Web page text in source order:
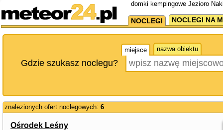
domki kempingowe Jezioro
NOCLEGI NOCLEGI NA
miejsce nazwa obiektu
Gdzie szukasz noclegu?
znalezionych ofert noclegowych: 6
Ośrodek Leśny